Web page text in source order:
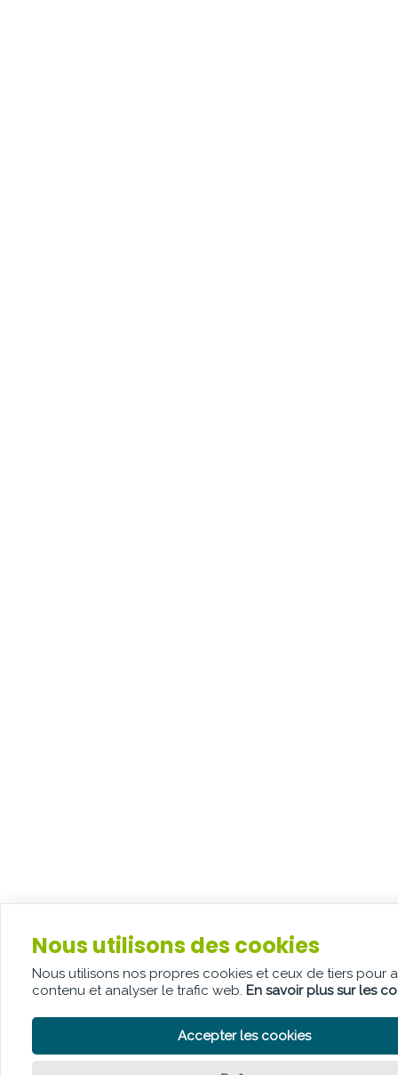
Nous utilisons des cookies
Nous utilisons nos propres cookies et ceux de tiers pour
contenu et analyser le trafic web. En savoir plus sur les
Accepter les cookies